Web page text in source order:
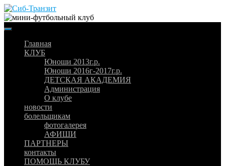
Skip
to
content
Главная
КЛУБ
Юноши 2013г.р.
Юноши 2016г-2017г.р.
ДЕТСКАЯ АКАДЕМИЯ
Администрация
О клубе
новости
болельщикам
фотогалерея
АФИШИ
ПАРТНЕРЫ
контакты
ПОМОЩЬ КЛУБУ